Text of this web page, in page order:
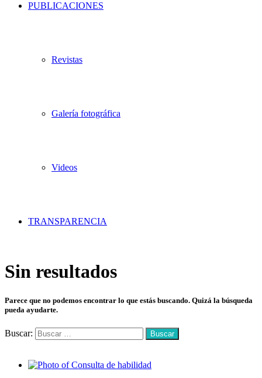
PUBLICACIONES
Revistas
Galería fotográfica
Videos
TRANSPARENCIA
Sin resultados
Parece que no podemos encontrar lo que estás buscando. Quizá la búsqueda
pueda ayudarte.
Buscar: